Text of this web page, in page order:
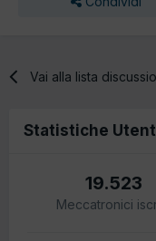
Vai alla lista
Statistiche
19.523
Meccatronici